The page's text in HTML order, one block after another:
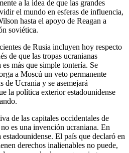
a la idea de que las grandes
el mundo en esferas de influencia,
hasta el apoyo de Reagan a
soviética.
de Rusia incluyen hoy respecto
de que las tropas ucranianas
más que simple tontería. Se
a Moscú un veto permanente
de Ucrania y se asemejará
la política exterior estadounidense
de las capitales occidentales de
es una invención ucraniana. En
El país que declaró en
derechos inalienables no puede,